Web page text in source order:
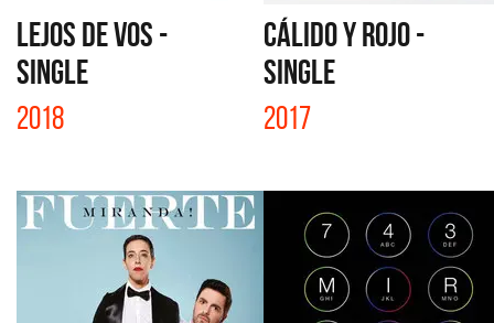
LEJOS DE VOS -
SINGLE
2018
CÁLIDO Y ROJO -
SINGLE
2017